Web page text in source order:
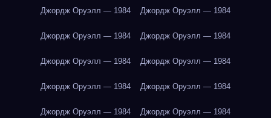
Джордж Оруэлл — 1984 Джордж Оруэлл — 1984
Джордж Оруэлл — 1984 Джордж Оруэлл — 1984
Джордж Оруэлл — 1984 Джордж Оруэлл — 1984
Джордж Оруэлл — 1984 Джордж Оруэлл — 1984
Джордж Оруэлл — 1984 Джордж Оруэлл — 1984